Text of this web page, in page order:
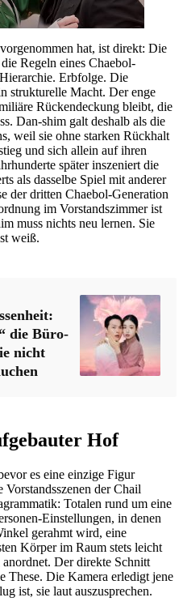
hat, ist direkt: Die
Regeln eines Chaebol-
Erbfolge. Die
strukturelle Macht. Der enge
Rückendeckung bleibt, die
Dan-shim galt deshalb als die
weil sie ohne starken Rückhalt
und sich allein auf ihren
später inszeniert die
als dasselbe Spiel mit anderer
der dritten Chaebol-Generation
im Vorstandszimmer ist
muss nichts neu lernen. Sie
weiß.
die Büro-
nicht
Hof
es eine einzige Figur
der Chail
Totalen rund um eine
Einstellungen, in denen
gerahmt wird, eine
Körper im Raum stets leicht
Der direkte Schnitt
These. Die Kamera erledigt jene
ist, sie laut auszusprechen.